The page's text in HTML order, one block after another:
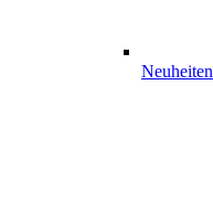
Neuheiten